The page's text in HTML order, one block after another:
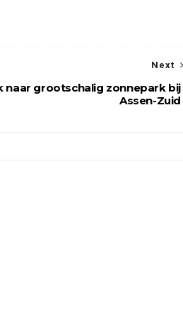
Next
naar grootschalig zonnepark bij
Assen-Zuid